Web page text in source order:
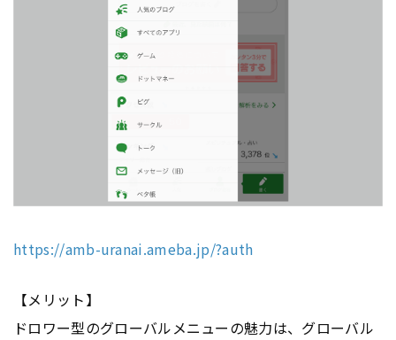
https://amb-uranai.ameba.jp/?auth
【メリット】
ドロワー型のグローバルメニューの魅力は、グローバル